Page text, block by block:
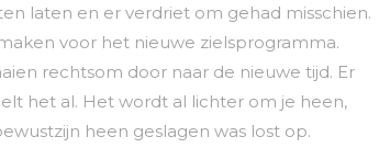
laten en er verdriet om gehad misschien.
voor het nieuwe zielsprogramma.
rechtsom door naar de nieuwe tijd. Er
het al. Het wordt al lichter om je heen,
heen geslagen was lost op.